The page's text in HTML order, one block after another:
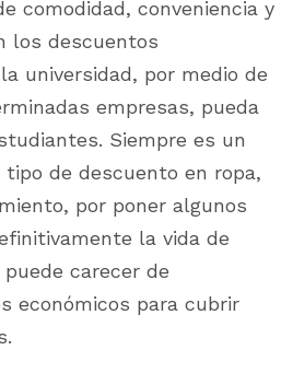
comodidad, conveniencia y
los descuentos
universidad, por medio de
empresas, pueda
Siempre es un
de descuento en ropa,
por poner algunos
la vida de
carecer de
económicos para cubrir